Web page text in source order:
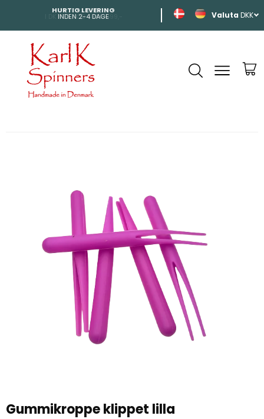
HURTIG LEVERING
INDEN 2-4 DAGE TIL HELE EUROPA
DKK
Gummikroppe klippet lilla